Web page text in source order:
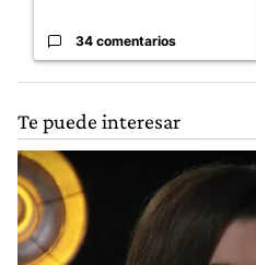
34 comentarios